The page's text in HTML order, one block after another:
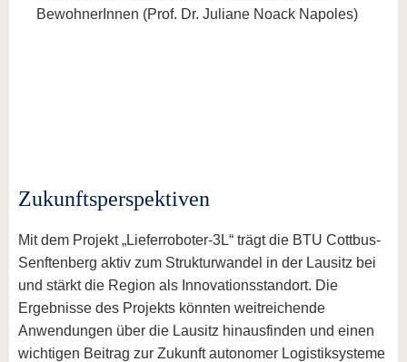
BewohnerInnen (Prof. Dr. Juliane Noack Napoles)
Zukunftsperspektiven
Mit dem Projekt „Lieferroboter-3L“ trägt die BTU Cottbus-
Senftenberg aktiv zum Strukturwandel in der Lausitz bei
und stärkt die Region als Innovationsstandort. Die
Ergebnisse des Projekts könnten weitreichende
Anwendungen über die Lausitz hinausfinden und einen
wichtigen Beitrag zur Zukunft autonomer Logistiksysteme